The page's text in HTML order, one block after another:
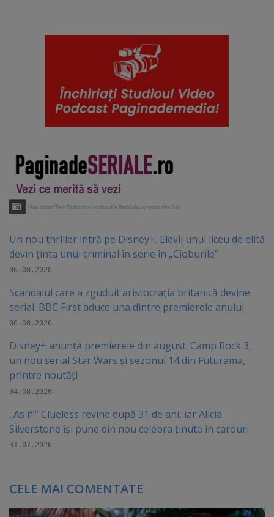
Un nou thriller intră pe Disney+. Elevii unui liceu de elită
devin ținta unui criminal în serie în „Cioburile”
06.08.2026
Scandalul care a zguduit aristocrația britanică devine
serial. BBC First aduce una dintre premierele anului
06.08.2026
Disney+ anunță premierele din august. Camp Rock 3,
un nou serial Star Wars și sezonul 14 din Futurama,
printre noutăți
04.08.2026
„As if!” Clueless revine după 31 de ani, iar Alicia
Silverstone își pune din nou celebra ținută în carouri
31.07.2026
CELE MAI COMENTATE